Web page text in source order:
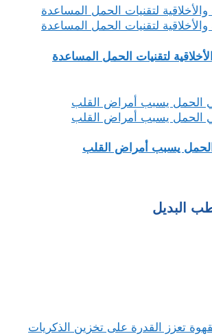
لتقنيات الحمل المساعدة
يسبب أمراض القلب
البديل